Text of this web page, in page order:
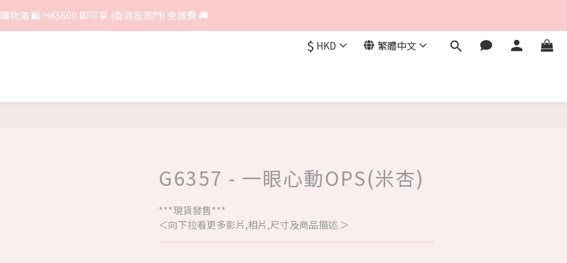
購物滿 🛍 HK$600 即可享 (香港及澳門) 免運費 🚚
$ HKD 繁體中文
G6357 - 一眼心動OPS(米杏)
***現貨發售***
＜向下拉看更多影片,相片,尺寸及商品描述.＞